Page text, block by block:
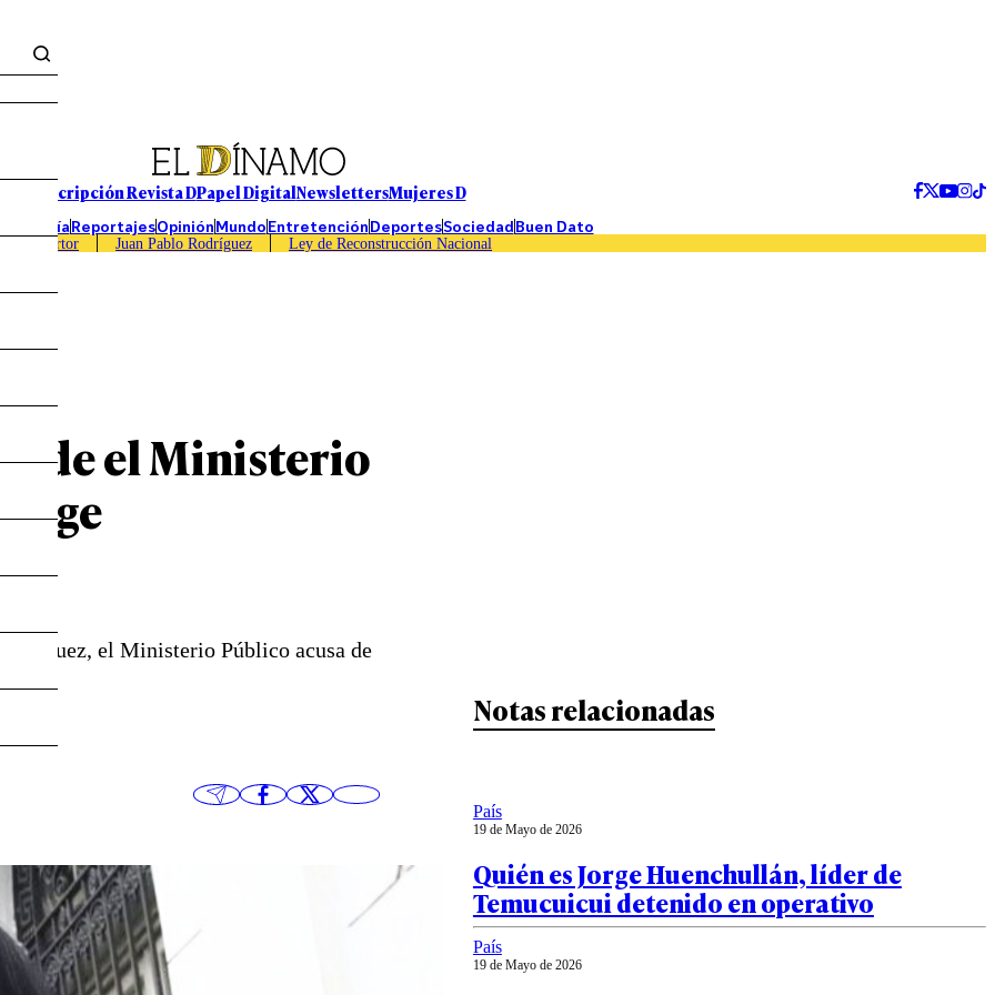
Suscripción Revista DPapel DigitalNewslettersMujeres D
EconomíaReportajesOpiniónMundoEntretenciónDeportesSociedadBuen Dato
Caso Sartor Juan Pablo Rodríguez Ley de Reconstrucción Nacional
pide el Ministerio
el Ministerio Público acusa de
Notas relacionadas
País
19 de Mayo de 2026
Quién es Jorge Huenchullán, líder de
Temucuicui detenido en operativo
País
19 de Mayo de 2026